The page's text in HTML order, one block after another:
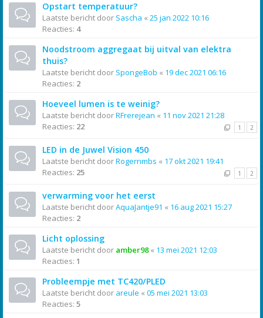
Opstart temperatuur?
Laatste bericht door Sascha « 25 jan 2022 10:16
Reacties: 4
Noodstroom aggregaat bij uitval van elektra
thuis?
Laatste bericht door SpongeBob « 19 dec 2021 06:16
Reacties: 2
Hoeveel lumen is te weinig?
Laatste bericht doorRFrerejean « 11 nov 2021 21:28
Reacties: 22 1 2
LED in de Juwel Vision 450
Laatste bericht doorRogernmbs « 17 okt 2021 19:41
Reacties: 25 1 2
verwarming voor het eerst
Laatste bericht doorAquaJantje91 « 16 aug 2021 15:27
Reacties: 2
Licht oplossing
Laatste bericht door amber98« 13 mei 2021 12:03
Reacties: 1
Probleempje met TC420/PLED
Laatste bericht door areule « 05 mei 2021 13:03
Reacties: 5